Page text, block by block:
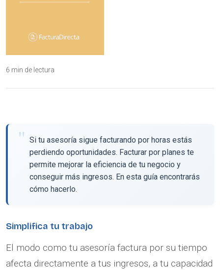
6 min de lectura
Si tu asesoría sigue facturando por horas estás
perdiendo oportunidades. Facturar por planes te
permite mejorar la eficiencia de tu negocio y
conseguir más ingresos. En esta guía encontrarás
cómo hacerlo.
Simplifica tu trabajo
El modo como tu asesoría factura por su tiempo
afecta directamente a tus ingresos, a tu capacidad